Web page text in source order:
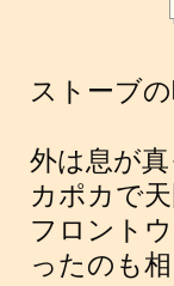
ストーブ
外は息が
カポカで天
フロント
ったのも